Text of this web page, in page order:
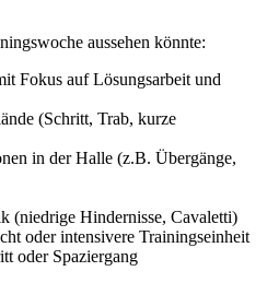
aussehen könnte:
Fokus auf Lösungsarbeit und
(Schritt, Trab, kurze
in der Halle (z.B. Übergänge,
(niedrige Hindernisse, Cavaletti)
oder intensivere Trainingseinheit
oder Spaziergang